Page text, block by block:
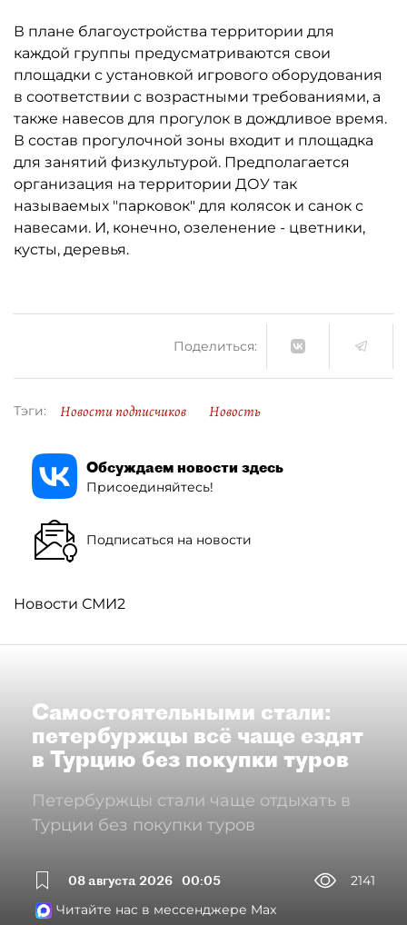
В плане благоустройства территории для
каждой группы предусматриваются свои
площадки с установкой игрового оборудования
в соответствии с возрастными требованиями, а
также навесов для прогулок в дождливое время.
В состав прогулочной зоны входит и площадка
для занятий физкультурой. Предполагается
организация на территории ДОУ так
называемых "парковок" для колясок и санок с
навесами. И, конечно, озеленение - цветники,
кусты, деревья.
Поделиться:
Тэги: Новости подписчиков Новость
Обсуждаем новости здесь
Присоединяйтесь!
Подписаться на новости
Новости СМИ2
Самостоятельными стали:
петербуржцы всё чаще ездят
в Турцию без покупки туров
Петербуржцы стали чаще отдыхать в
Турции без покупки туров
08 августа 2026 00:05
2141
Читайте нас в мессенджере Max